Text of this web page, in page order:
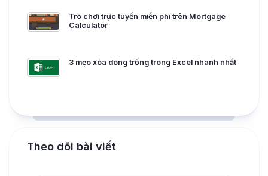
Trò chơi trực tuyến miễn phí trên Mortgage
Calculator
3 mẹo xóa dòng trống trong Excel nhanh nhất
Theo dõi bài viết